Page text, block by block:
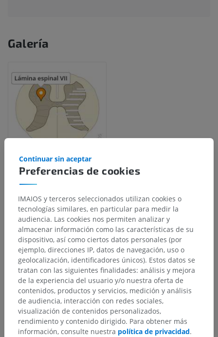
Galería
Jerarquía anatómica
Anatomía humana 1
Anatomía sistémica Sistema nervioso
Sistema nervioso central > Médula espinal
Sustancia gris
Columnas grises >
Columna Intermedia; Zona Intermedia
>
Lámina espinal VII
Estructuras subyacentes:No hay estructuras
subyacentes correspondientes para esta parte
anatómica
Preferencias de cookies
Continuar sin aceptar
IMAIOS y terceros seleccionados utilizan cookies o
tecnologías similares, en particular para medir la
audiencia. Las cookies nos permiten analizar y
almacenar información como las características de su
dispositivo, así como ciertos datos personales (por
ejemplo, direcciones IP, datos de navegación, uso o
geolocalización, identificadores únicos). Estos datos se
tratan con las siguientes finalidades: análisis y mejora
de la experiencia del usuario y/o nuestra oferta de
contenidos, productos y servicios, medición y análisis
de audiencia, interacción con redes sociales,
visualización de contenidos personalizados,
rendimiento y contenido dirigido. Para obtener más
información, consulte nuestra política de privacidad.